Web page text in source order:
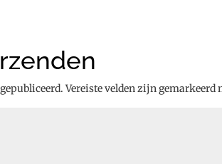
Vereiste velden zijn gemarkeerd